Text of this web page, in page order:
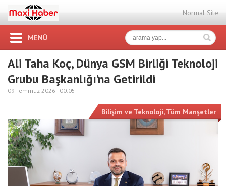
Normal Site
MENÜ
Ali Taha Koç, Dünya GSM Birliği Teknoloji
Grubu Başkanlığı’na Getirildi
09 Temmuz 2026 - 00:05
Bilişim ve Teknoloji,Tüm Manşetler